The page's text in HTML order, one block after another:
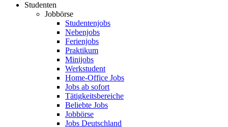
Studenten
Jobbörse
Studentenjobs
Nebenjobs
Ferienjobs
Praktikum
Minijobs
Werkstudent
Home-Office Jobs
Jobs ab sofort
Tätigkeitsbereiche
Beliebte Jobs
Jobbörse
Jobs Deutschland